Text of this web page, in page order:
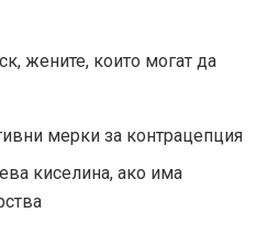
жените, които могат да
мерки за контрацепция
киселина, ако има